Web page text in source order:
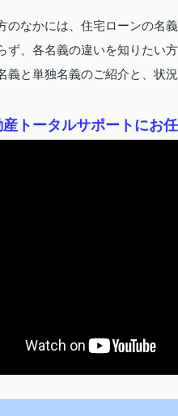
なかには、住宅ローンの名
、各名義の違いを知りたい
義と単独名義のご紹介と、状
トータルサポートにお